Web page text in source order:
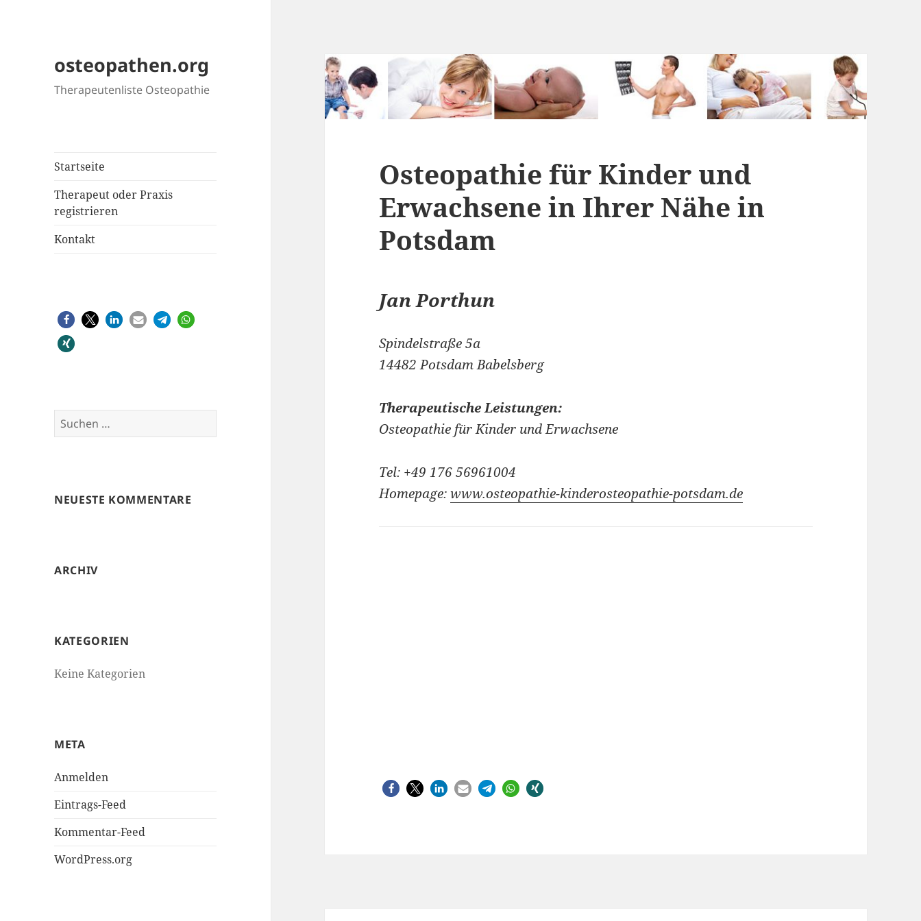
osteopathen.org
Therapeutenliste Osteopathie
Startseite
Therapeut oder Praxis
registrieren
Kontakt
Suchen
nach:
NEUESTE KOMMENTARE
ARCHIV
KATEGORIEN
Keine Kategorien
META
Anmelden
Eintrags-Feed
Kommentar-Feed
WordPress.org
Osteopathie für Kinder und
Erwachsene in Ihrer Nähe in
Potsdam
Jan Porthun
Spindelstraße 5a
14482 Potsdam Babelsberg
Therapeutische Leistungen:
Osteopathie für Kinder und Erwachsene
Tel: +49 176 56961004
Homepage:www.osteopathie-kinderosteopathie-potsdam.de